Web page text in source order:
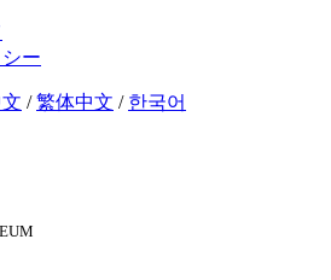
ー
/繁体中文 / 한국어